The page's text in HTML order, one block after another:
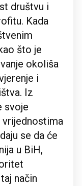
društvu i
Kada
što je
okoliša
i
Iz
svoje
vrijednostima
se da će
u BiH,
način